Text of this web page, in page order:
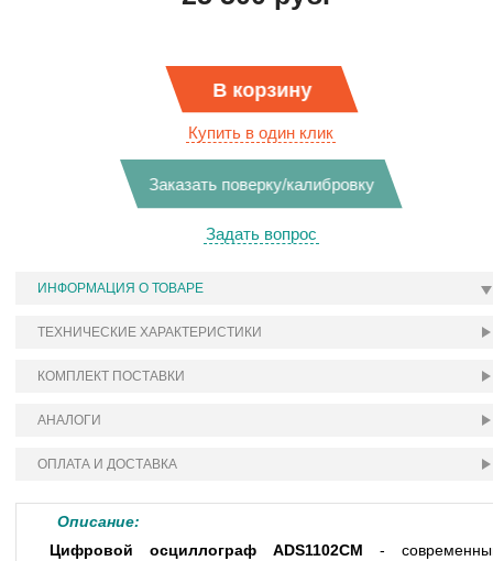
В корзину
Купить в один клик
Заказать поверку/калибровку
Задать вопрос
ИНФОРМАЦИЯ О ТОВАРЕ
ТЕХНИЧЕСКИЕ ХАРАКТЕРИСТИКИ
КОМПЛЕКТ ПОСТАВКИ
АНАЛОГИ
ОПЛАТА И ДОСТАВКА
Описание:
Цифровой осциллограф ADS1102CM -